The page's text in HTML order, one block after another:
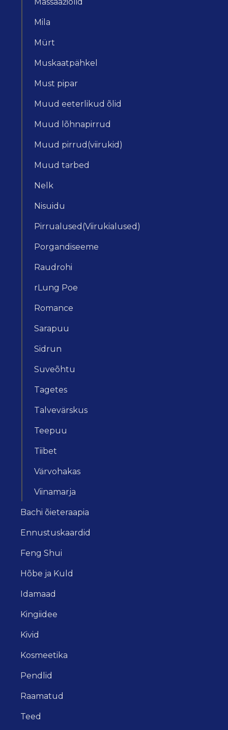
Mila
Mürt
Muskaatpähkel
Must pipar
Muud eeterlikud õlid
Muud lõhnapirrud
Muud pirrud(viirukid)
Muud tarbed
Nelk
Nisuidu
Pirrualused(Viirukialused)
Porgandiseeme
Raudrohi
rLung Poe
Romance
Sarapuu
Sidrun
Suveõhtu
Tagetes
Talvevärskus
Teepuu
Tiibet
Värvohakas
Viinamarja
Bachi õieteraapia
Ennustuskaardid
Feng Shui
Hõbe ja Kuld
Idamaad
Kingiidee
Kivid
Kosmeetika
Pendlid
Raamatud
Teed